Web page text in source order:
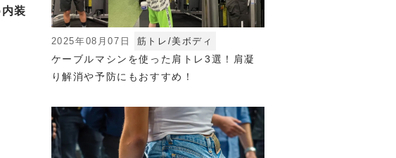
内装
2025年08月07日 筋トレ/美ボディ
ケーブルマシンを使った肩トレ3選！肩凝
り解消や予防にもおすすめ！